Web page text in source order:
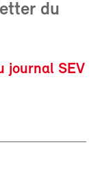
du
journal SEV